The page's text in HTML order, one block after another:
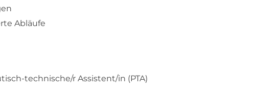
Abläufe
technische/r Assistent/in (PTA)